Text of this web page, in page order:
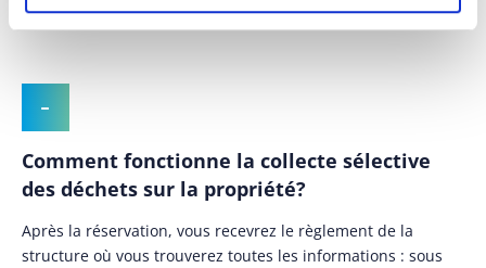
Montre plus
Comment fonctionne la collecte sélective
des déchets sur la propriété?
Après la réservation, vous recevrez le règlement de la
structure où vous trouverez toutes les informations : sous